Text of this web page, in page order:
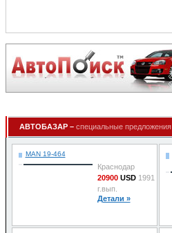
АВТОБАЗАР – специальные предложения
MAN 19-464
Краснодар
20900USD1991
г.вып.
Детали »